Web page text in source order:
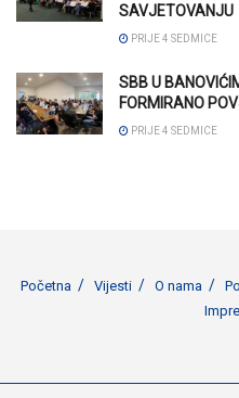
SAVJETOVANJU
PRIJE 4 SEDMICE
SBB U
FORMIRANO
PRIJE 4 SEDMICE
Početna Vijesti O nama